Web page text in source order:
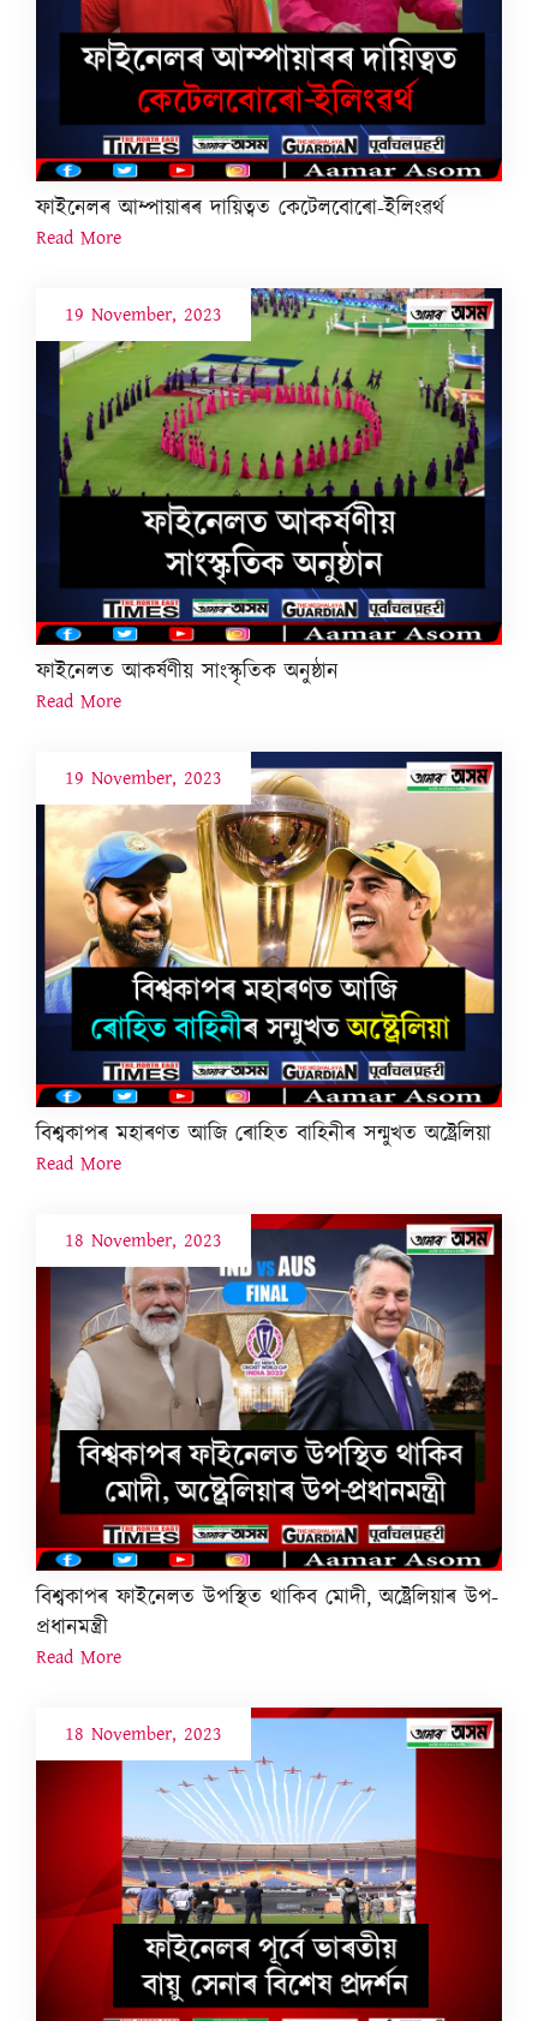
ফাইনেলৰ আম্পায়াৰৰ দায়িত্বত কেটেলবোৰো-ইলিংৱৰ্থ
Read More
19 November, 2023
ফাইনেলত আকৰ্ষণীয় সাংস্কৃতিক অনুষ্ঠান
Read More
19 November, 2023
বিশ্বকাপৰ মহাৰণত আজি ৰোহিত বাহিনীৰ সন্মুখত অষ্ট্ৰেলিয়া
Read More
18 November, 2023
বিশ্বকাপৰ ফাইনেলত উপস্থিত থাকিব মোদী, অষ্ট্ৰেলিয়াৰ উপ-
প্ৰধানমন্ত্ৰী
Read More
18 November, 2023